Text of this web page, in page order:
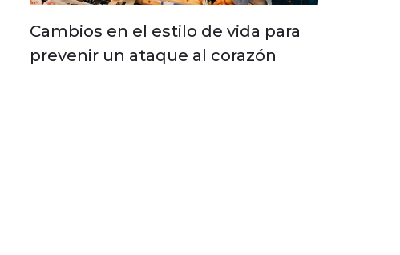
Cambios en el estilo de vida para
prevenir un ataque al corazón